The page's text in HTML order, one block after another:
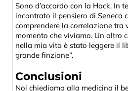
Sono d’accordo con la Hack. In
incontrato il pensiero di Seneca
comprendere la correlazione tra
momento che viviamo. Un altro
nella mia vita è stato leggere il
grande finzione”.
Conclusioni
Noi chiediamo alla medicina il